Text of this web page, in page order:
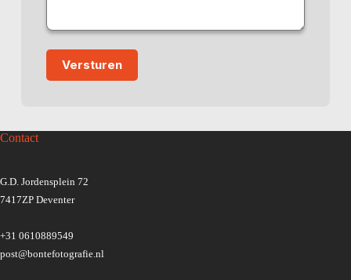
Contact
G.D. Jordensplein 72
7417ZP Deventer
+31 0610889549
post@bontefotografie.nl